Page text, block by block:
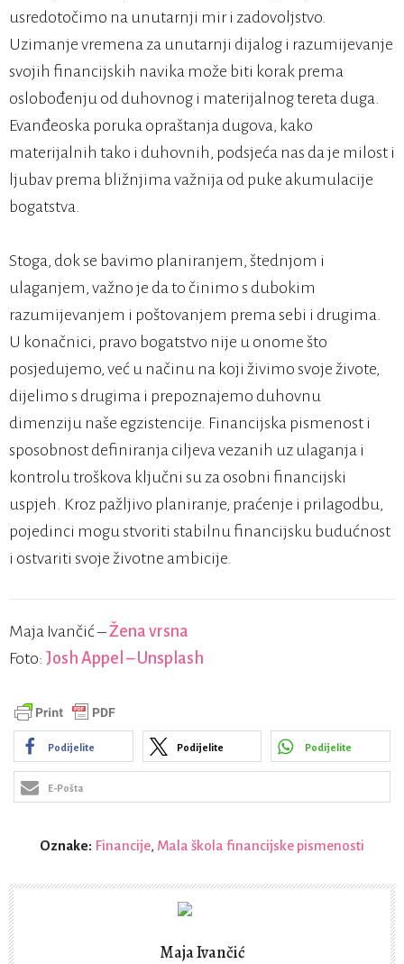
usredotočimo na unutarnji mir i zadovoljstvo.
Uzimanje vremena za unutarnji dijalog i razumijevanje
svojih financijskih navika može biti korak prema
oslobođenju od duhovnog i materijalnog tereta duga.
Evanđeoska poruka opraštanja dugova, kako
materijalnih tako i duhovnih, podsjeća nas da je milost i
ljubav prema bližnjima važnija od puke akumulacije
bogatstva.
Stoga, dok se bavimo planiranjem, štednjom i
ulaganjem, važno je da to činimo s dubokim
razumijevanjem i poštovanjem prema sebi i drugima.
U konačnici, pravo bogatstvo nije u onome što
posjedujemo, već u načinu na koji živimo svoje živote,
dijelimo s drugima i prepoznajemo duhovnu
dimenziju naše egzistencije. Financijska pismenost i
sposobnost definiranja ciljeva vezanih uz ulaganja i
kontrolu troškova ključni su za osobni financijski
uspjeh. Kroz pažljivo planiranje, praćenje i prilagodbu,
pojedinci mogu stvoriti stabilnu financijsku budućnost
i ostvariti svoje životne ambicije.
Maja Ivančić –Žena vrsna
Foto: Josh Appel – Unsplash
Podijelite Podijelite Podijelite
E-Pošta
Oznake: Financije, Mala škola financijske pismenosti
Maja Ivančić